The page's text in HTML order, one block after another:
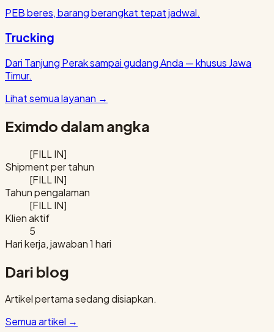
PEB beres, barang berangkat tepat jadwal.
Trucking
Dari Tanjung Perak sampai gudang Anda — khusus Jawa
Timur.
Lihat semua layanan →
Eximdo dalam angka
[FILL IN]
Shipment per tahun
[FILL IN]
Tahun pengalaman
[FILL IN]
Klien aktif
5
Hari kerja, jawaban 1 hari
Dari blog
Artikel pertama sedang disiapkan.
Semua artikel →